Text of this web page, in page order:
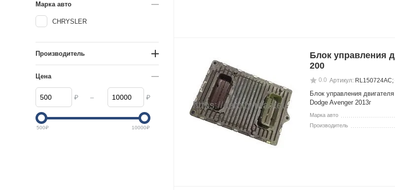
Блок управления
200
0.0 Артикул:
Блок управления
Dodge Avenger 2013г
Марка авто
Производитель
Марка авто
CHRYSLER
Производитель
Цена
₽ – ₽
500₽ 10000₽